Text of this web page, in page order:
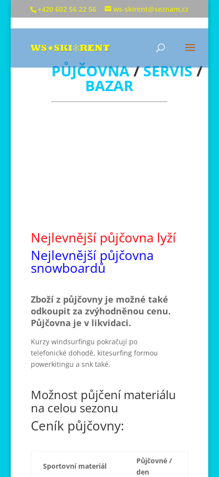
+420 602 56 22 56 ws-skirent@seznam.cz
PŮJČOVNA/SERVIS/
BAZAR
Nejlevnější půjčovna lyží
Nejlevnější půjčovna
snowboardů
Zboží z půjčovny je možné také
odkoupit za zvýhodněnou cenu.
Půjčovna je v likvidaci.
Kurzy windsurfingu pokračují po
telefonické dohodě, kitesurfing formou
powerkitingu a snk také.
Možnost půjčení materiálu
na celou sezonu
Ceník půjčovny:
Sportovní materiál
Půjčovné /
den